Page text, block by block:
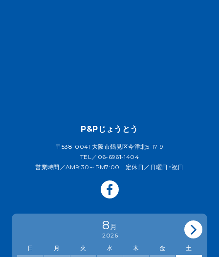
P&Pじょうとう
〒538-0041 大阪市鶴見区今津北5-17-9
TEL／06-6961-1404
営業時間／AM9:30～PM7:00 定休日／日曜日・祝日
8 月
2026
日
月 火 水 木 金 土